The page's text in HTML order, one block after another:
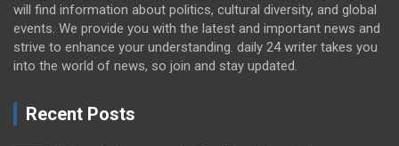
will find information about politics, cultural diversity, and global
events. We provide you with the latest and important news and
strive to enhance your understanding. daily 24 writer takes you
into the world of news, so join and stay updated.
Recent Posts